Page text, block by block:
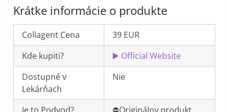
Krátke informácie o produkte
Collagent Cena
39 EUR
Kde kupiti?
▶️ Official Website
Dostupné v
Lekárňach
Nie
Je to Podvod? ⛔️Originálny produkt